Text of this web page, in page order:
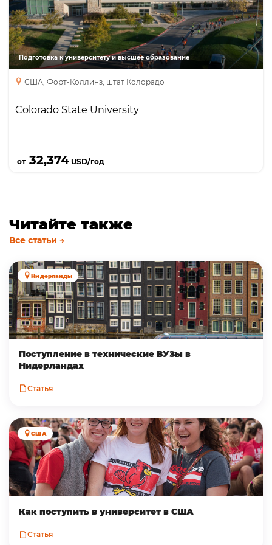
Подготовка к университету и высшее образование
США, Форт-Коллинз, штат Колорадо
Colorado State University
от32,374 USD/год
университет, топовые позиции по бизнесу,
инжинирингу, гражданскому строительству,
компьютерным наукам, моде; доступны
стипендии до $10,000
Читайте также
Все статьи →
Нидерланды
Поступление в технические ВУЗы в
Нидерландах
Статья
США
Как поступить в университет в США
Статья